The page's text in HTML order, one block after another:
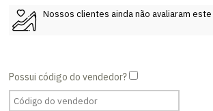
Nossos clientes ainda não avaliaram